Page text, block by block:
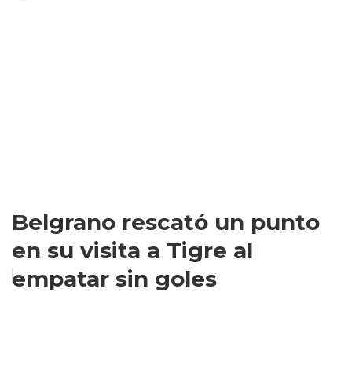
Belgrano rescató un punto
en su visita a Tigre al
empatar sin goles